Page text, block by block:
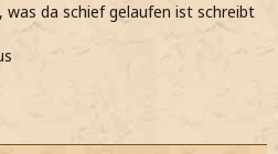
was da schief gelaufen ist schreibt